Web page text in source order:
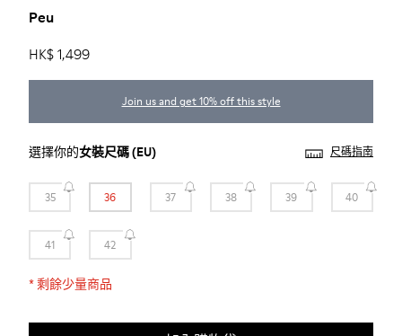
Peu
HK$ 1,499
Join us and get 10% off this style
選擇你的女裝尺碼(EU) 尺碼指南
35 36 37 38 39 40
41 42
*剩餘少量商品